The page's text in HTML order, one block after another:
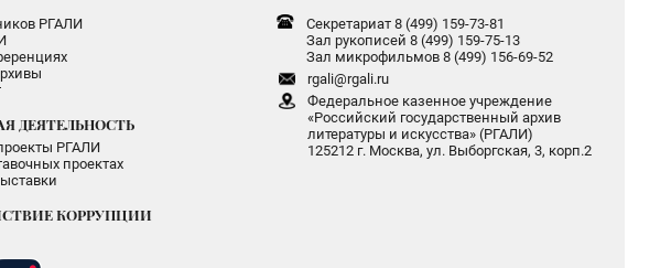
РГАЛИ
ДЕЯТЕЛЬНОСТЬ
РГАЛИ
проектах
КОРРУПЦИИ
Секретариат 8 (499) 159-73-81
Зал рукописей 8 (499) 159-75-13
Зал микрофильмов 8 (499) 156-69-52
rgali@rgali.ru
Федеральное казенное учреждение
«Российский государственный архив
литературы и искусства» (РГАЛИ)
125212 г. Москва, ул. Выборгская, 3, корп.2